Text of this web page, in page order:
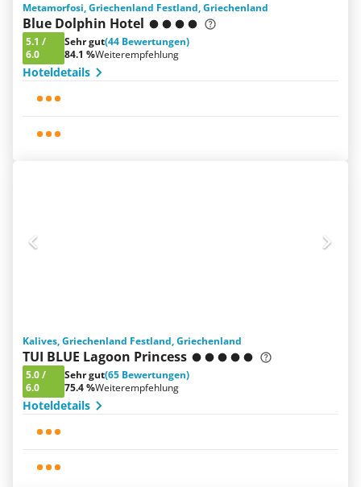
Metamorfosi, Griechenland Festland, Griechenland
Blue Dolphin Hotel
5.1 /
6.0
Sehr gut(44 Bewertungen)
84.1 %Weiterempfehlung
Hoteldetails
Kalives, Griechenland Festland, Griechenland
TUI BLUE Lagoon Princess
5.0/
6.0
Sehr gut(65 Bewertungen)
75.4 %Weiterempfehlung
Hoteldetails